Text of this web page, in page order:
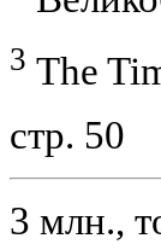
3 The
стр. 50
3 млн.,